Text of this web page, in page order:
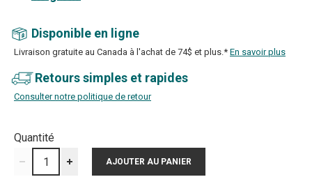
Disponible en ligne
Livraison gratuite au Canada à l'achat de 74$ et plus.* En savoir plus
Retours simples et rapides
Consulter notre politique de retour
Quantité